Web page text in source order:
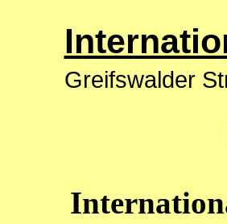
Greifswalder